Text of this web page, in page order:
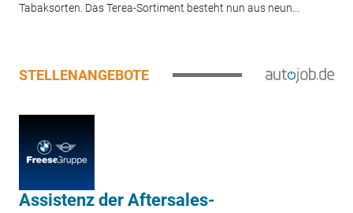
Tabaksorten. Das Terea-Sortiment besteht nun aus neun...
STELLENANGEBOTE
Assistenz der Aftersales-